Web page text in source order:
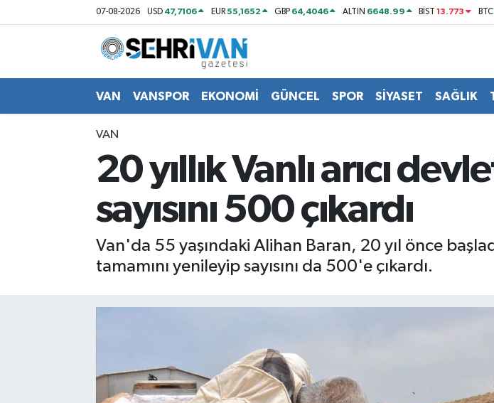
07-08-2026 USD 47,7106 EUR55,1652 GBP 64,4046 ALTIN 6648.99 BİST13.773 BTC
VAN VANSPOR EKONOMİ GÜNCEL SPOR SİYASET SAĞLIK
VAN
20 yıllık Vanlı arıcı
sayısını 500 çıkardı
Van'da 55 yaşındaki Alihan Baran, 20 yıl önce
tamamını yenileyip sayısını da 500'e çıkardı.
Van Nöbetçi Eczaneler
Van Hava Durumu
Van Trafik Yoğunluk Haritası
Süper Lig Puan Durumu ve Fikstür
Son Dakika Haberleri
Haber Arşivi